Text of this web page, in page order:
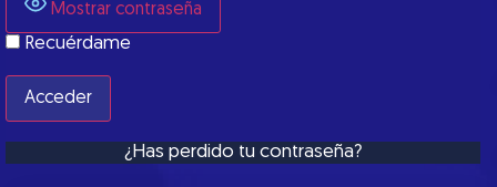
Mostrar contraseña
Recuérdame
¿Has perdido tu contraseña?